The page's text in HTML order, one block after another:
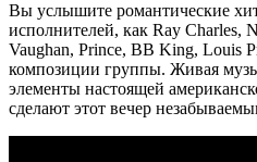
Вы услышите романтические
исполнителей, как Ray Charles,
Vaughan, Prince, BB King, Louis
композиции группы. Живая
элементы настоящей
сделают этот вечер